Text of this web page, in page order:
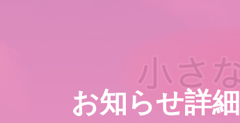
お知らせ詳細